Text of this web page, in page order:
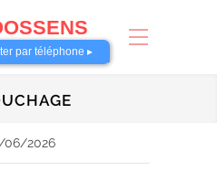
62 32
par téléphone ▸
06/2026